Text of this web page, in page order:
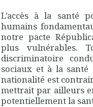
L’accès à la santé
humains
notre pacte
plus vulnérables.
discriminatoire
sociaux et à la
nationalité est
mettrait par ailleurs
potentiellement la